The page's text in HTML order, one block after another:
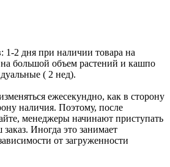
1-2 дня при наличии товара на
на большой объем растений и кашпо
( 2 нед).
ежесекундно, как в сторону
наличия. Поэтому, после
менеджеры начинают приступать
Иногда это занимает
от загруженности